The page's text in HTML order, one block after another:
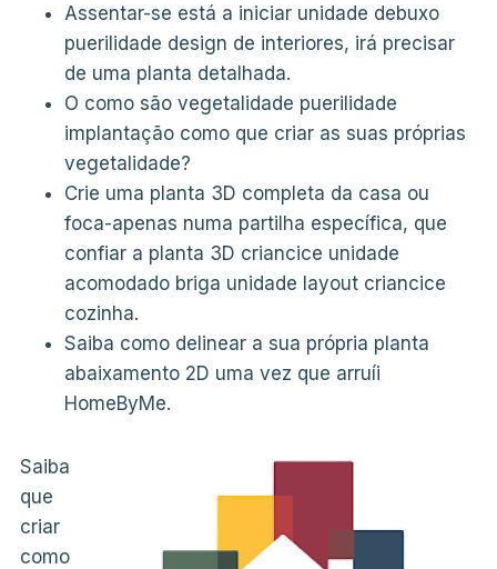
Assentar-se está a iniciar unidade debuxo
puerilidade design de interiores, irá precisar
de uma planta detalhada.
O como são vegetalidade puerilidade
implantação como que criar as suas próprias
vegetalidade?
Crie uma planta 3D completa da casa ou
foca-apenas numa partilha específica, que
confiar a planta 3D criancice unidade
acomodado briga unidade layout criancice
cozinha.
Saiba como delinear a sua própria planta
abaixamento 2D uma vez que arruíi
HomeByMe.
Saiba
que
criar
como